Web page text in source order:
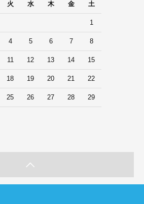
火 水 木 金 土
1
4 5 6 7 8
11 12 13 14 15
18 19 20 21 22
25 26 27 28 29